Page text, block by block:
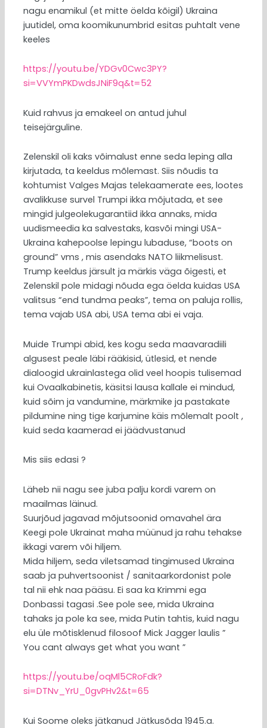
nagu enamikul (et mitte öelda kõigil) Ukraina
juutidel, oma koomikunumbrid esitas puhtalt vene
keeles
https://youtu.be/YDGv0Cwc3PY?
si=VVYmPKDwdsJNiF9q&t=52
Kuid rahvus ja emakeel on antud juhul
teisejärguline.
Zelenskil oli kaks võimalust enne seda leping alla
kirjutada, ta keeldus mõlemast. Siis nõudis ta
kohtumist Valges Majas telekaamerate ees, lootes
avalikkuse survel Trumpi ikka mõjutada, et see
mingid julgeolekugarantiid ikka annaks, mida
uudismeedia ka salvestaks, kasvõi mingi USA-
Ukraina kahepoolse lepingu lubaduse, “boots on
ground” vms , mis asendaks NATO liikmelisust.
Trump keeldus järsult ja märkis väga õigesti, et
Zelenskil pole midagi nõuda ega öelda kuidas USA
valitsus “end tundma peaks”, tema on paluja rollis,
tema vajab USA abi, USA tema abi ei vaja.
Muide Trumpi abid, kes kogu seda maavaradiili
algusest peale läbi rääkisid, ütlesid, et nende
dialoogid ukrainlastega olid veel hoopis tulisemad
kui Ovaalkabinetis, käsitsi lausa kallale ei mindud,
kuid sõim ja vandumine, märkmike ja pastakate
pildumine ning tige karjumine käis mõlemalt poolt ,
kuid seda kaamerad ei jäädvustanud
Mis siis edasi ?
Läheb nii nagu see juba palju kordi varem on
maailmas läinud.
Suurjõud jagavad mõjutsoonid omavahel ära
Keegi pole Ukrainat maha müünud ja rahu tehakse
ikkagi varem või hiljem.
Mida hiljem, seda viletsamad tingimused Ukraina
saab ja puhvertsoonist / sanitaarkordonist pole
tal nii ehk naa pääsu. Ei saa ka Krimmi ega
Donbassi tagasi .See pole see, mida Ukraina
tahaks ja pole ka see, mida Putin tahtis, kuid nagu
elu üle mõtisklenud filosoof Mick Jagger laulis ”
You cant always get what you want ”
https://youtu.be/oqMl5CRoFdk?
si=DTNv_YrU_0gvPHv2&t=65
Kui Soome oleks jätkanud Jätkusõda 1945.a.